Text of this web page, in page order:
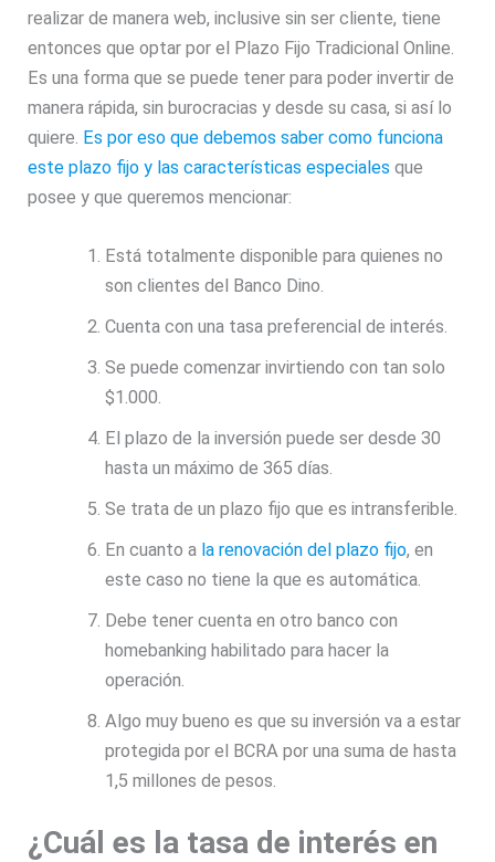
realizar de manera web, inclusive sin ser cliente, tiene
entonces que optar por el Plazo Fijo Tradicional Online.
Es una forma que se puede tener para poder invertir de
manera rápida, sin burocracias y desde su casa, si así lo
quiere. Es por eso que debemos saber como funciona
este plazo fijo y las características especiales que
posee y que queremos mencionar:
Está totalmente disponible para quienes no
son clientes del Banco Dino.
Cuenta con una tasa preferencial de interés.
Se puede comenzar invirtiendo con tan solo
$1.000.
El plazo de la inversión puede ser desde 30
hasta un máximo de 365 días.
Se trata de un plazo fijo que es intransferible.
En cuanto a la renovación del plazo fijo, en
este caso no tiene la que es automática.
Debe tener cuenta en otro banco con
homebanking habilitado para hacer la
operación.
Algo muy bueno es que su inversión va a estar
protegida por el BCRA por una suma de hasta
1,5 millones de pesos.
¿Cuál es la tasa de interés en